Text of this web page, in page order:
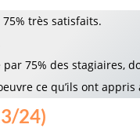
très satisfaits.
75% des stagiaires,
ce qu’ils ont appris
24)